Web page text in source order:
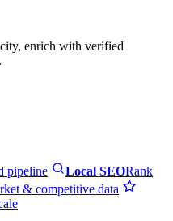
enrich with verified
pipeline Local SEORank
& competitive data